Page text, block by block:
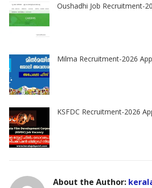
Oushadhi Job Recruitment-
Milma Recruitment-2026
KSFDC Recruitment-2026
About the Author: